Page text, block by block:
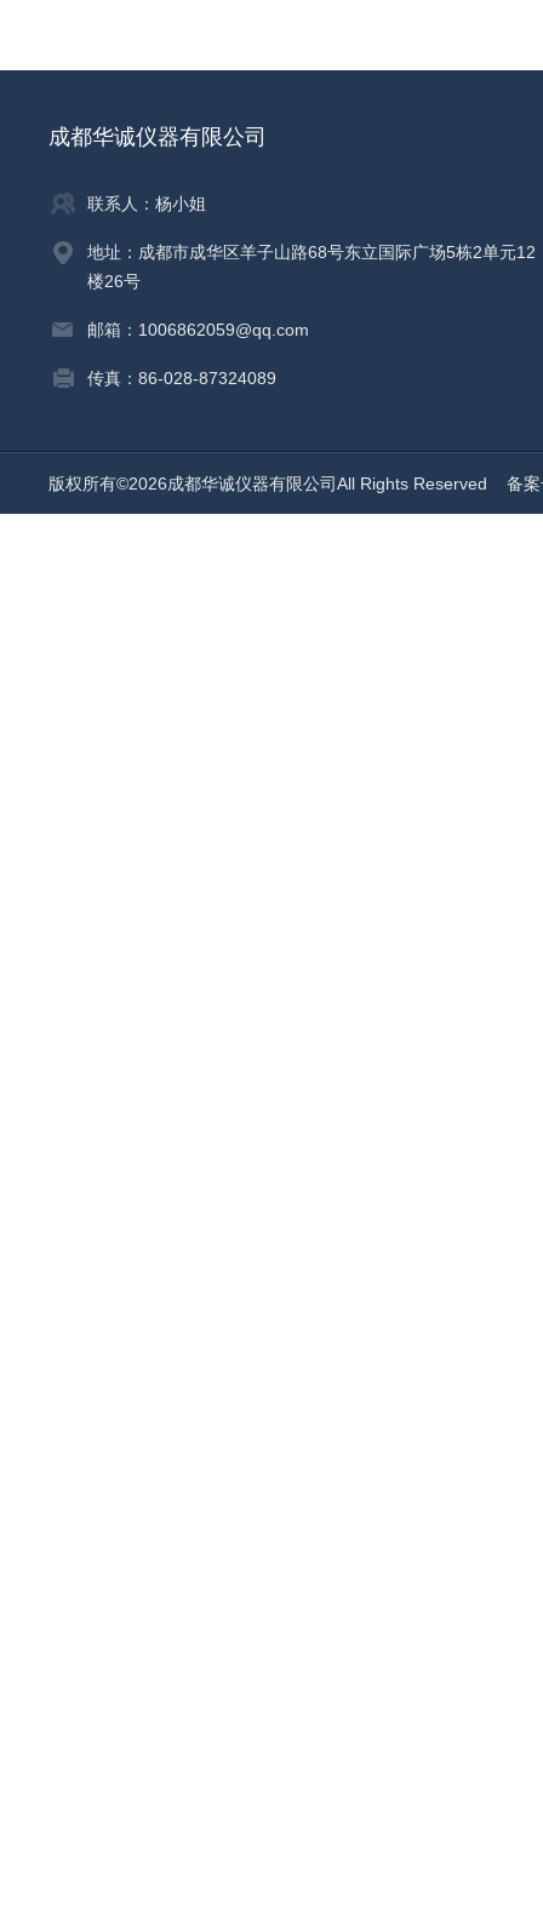
成都华诚仪器有限公司
联系人：杨小姐
地址：成都市成华区羊子山路68号东立国际广场5栋2单元12
楼26号
邮箱：1006862059@qq.com
传真：86-028-87324089
版权所有©2026成都华诚仪器有限公司All Rights Reserved 备